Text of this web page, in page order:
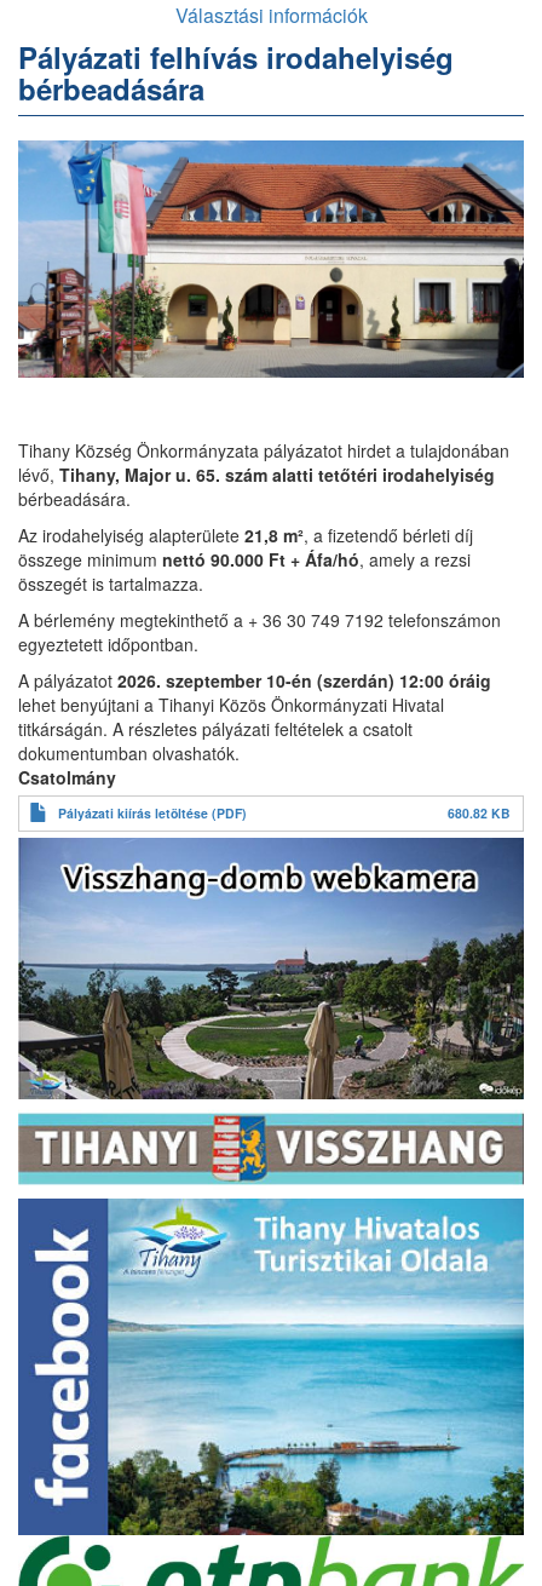
Választási információk
Pályázati felhívás irodahelyiség
bérbeadására
Tihany Község Önkormányzata pályázatot hirdet a tulajdonában
lévő, Tihany, Major u. 65. szám alatti tetőtéri irodahelyiség
bérbeadására.
Az irodahelyiség alapterülete 21,8 m², a fizetendő bérleti díj
összege minimum nettó 90.000 Ft + Áfa/hó, amely a rezsi
összegét is tartalmazza.
A bérlemény megtekinthető a + 36 30 749 7192 telefonszámon
egyeztetett időpontban.
A pályázatot 2026. szeptember 10-én (szerdán) 12:00 óráig
lehet benyújtani a Tihanyi Közös Önkormányzati Hivatal
titkárságán. A részletes pályázati feltételek a csatolt
dokumentumban olvashatók.
Csatolmány
Pályázati kiírás letöltése (PDF) 680.82 KB